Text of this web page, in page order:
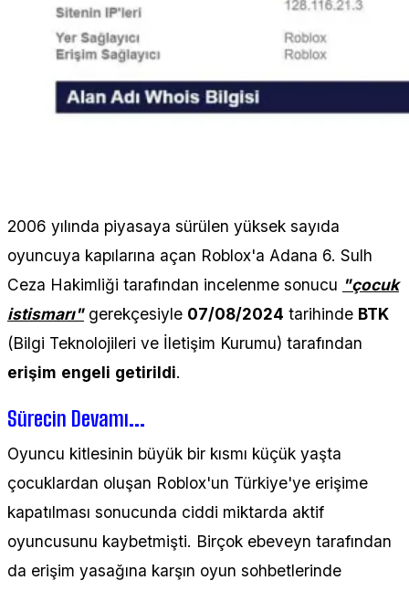
2006 yılında piyasaya sürülen yüksek sayıda
oyuncuya kapılarına açan Roblox'a Adana 6. Sulh
Ceza Hakimliği tarafından incelenme sonucu "çocuk
istismarı"gerekçesiyle 07/08/2024 tarihinde BTK
(Bilgi Teknolojileri ve İletişim Kurumu) tarafından
erişim engeli getirildi.
Sürecin Devamı...
Oyuncu kitlesinin büyük bir kısmı küçük yaşta
çocuklardan oluşan Roblox'un Türkiye'ye erişime
kapatılması sonucunda ciddi miktarda aktif
oyuncusunu kaybetmişti. Birçok ebeveyn tarafından
da erişim yasağına karşın oyun sohbetlerinde